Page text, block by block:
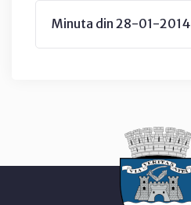
Minuta din 28-01-2014